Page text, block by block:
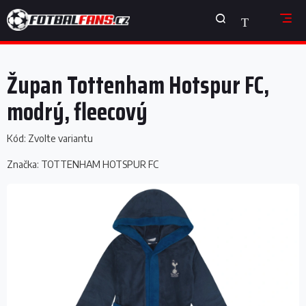
na
obsah
NÁKUPNÍ
KOŠÍK
Župan Tottenham Hotspur FC,
modrý, fleecový
Kód: Zvolte variantu
Značka: TOTTENHAM HOTSPUR FC